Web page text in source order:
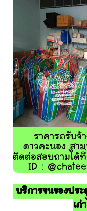
ราคารถรับจ้
ดาวคะนอง สาม
ติดต่อสอบถามได้
ID :
บริการขนของปร
เก่